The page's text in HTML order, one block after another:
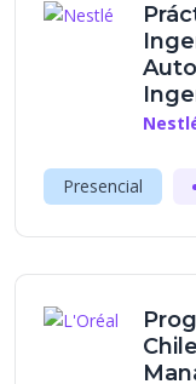
Presencial